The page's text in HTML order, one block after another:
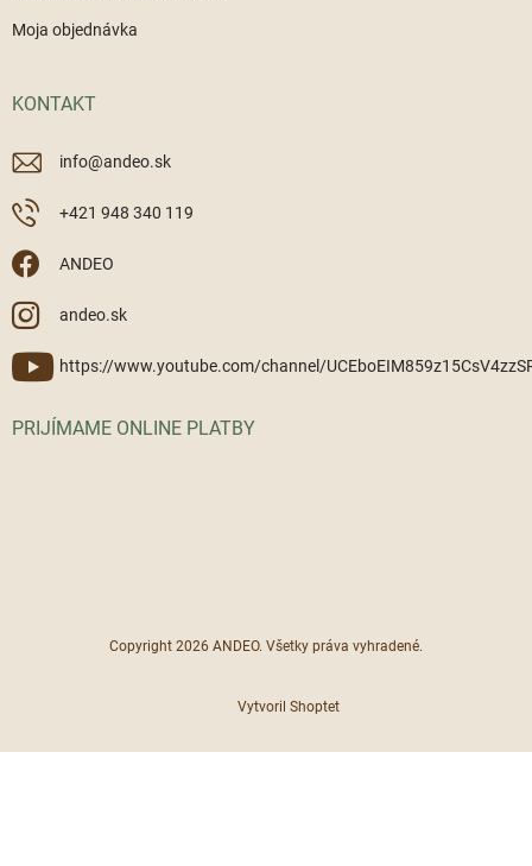
Moja objednávka
KONTAKT
info@andeo.sk
+421 948 340 119
ANDEO
andeo.sk
https://www.youtube.com/channel/
PRIJÍMAME ONLINE PLATBY
Vytvoril Shoptet
Copyright 2026 ANDEO. Všetky práva vyhradené.